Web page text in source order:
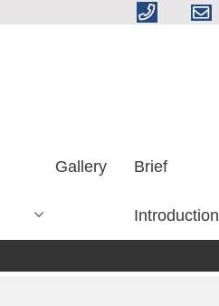
Gallery Brief
Introduction